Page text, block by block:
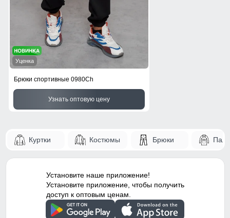
Уценка
Брюки спортивные 0980Ch
Узнать оптовую цену
Куртки Костюмы Брюки
Установите наше приложение!
Установите приложение, чтобы получить
доступ к оптовым ценам.